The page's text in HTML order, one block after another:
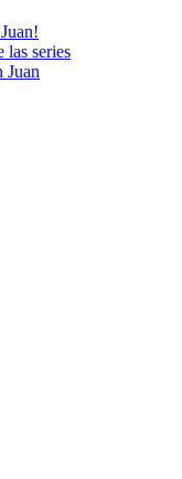
las series
Juan